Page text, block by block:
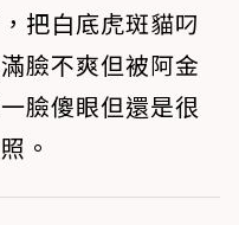
把白底虎斑貓叼
臉不爽但被阿金
臉傻眼但還是很
。